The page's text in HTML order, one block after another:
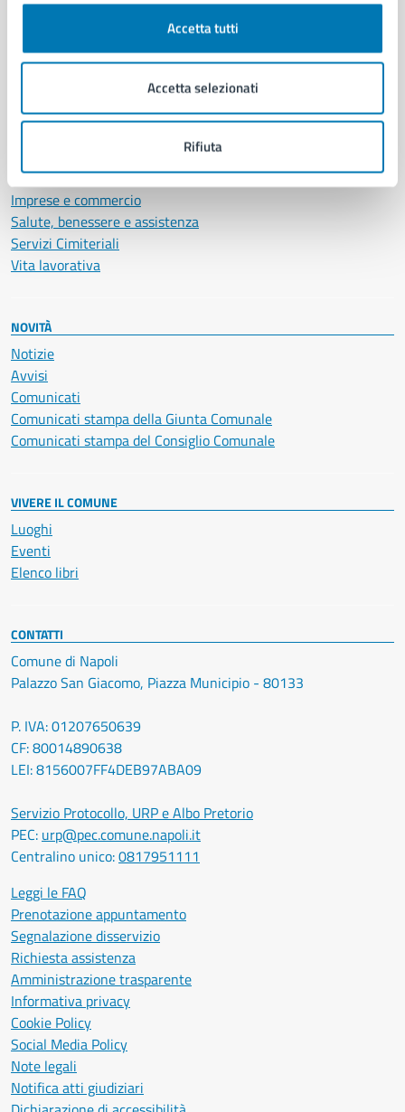
Accetta tutti
Accetta selezionati
Rifiuta
Ambiente
Anagrafe e stato civile
Cultura e tempo libero
Giustizia e sicurezza pubblica
Imprese e commercio
Salute, benessere e assistenza
Servizi Cimiteriali
Vita lavorativa
NOVITÀ
Notizie
Avvisi
Comunicati
Comunicati stampa della Giunta Comunale
Comunicati stampa del Consiglio Comunale
VIVERE IL COMUNE
Luoghi
Eventi
Elenco libri
CONTATTI
Comune di Napoli
Palazzo San Giacomo, Piazza Municipio - 80133
P. IVA: 01207650639
CF: 80014890638
LEI: 8156007FF4DEB97ABA09
Servizio Protocollo, URP e Albo Pretorio
PEC: urp@pec.comune.napoli.it
Centralino unico:0817951111
Leggi le FAQ
Prenotazione appuntamento
Segnalazione disservizio
Richiesta assistenza
Amministrazione trasparente
Informativa privacy
Cookie Policy
Social Media Policy
Note legali
Notifica atti giudiziari